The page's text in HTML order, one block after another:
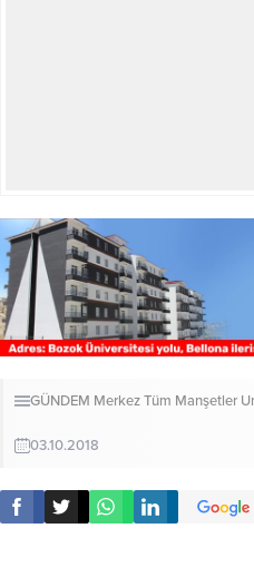
GÜNDEM MerkezTüm Manşetler
03.10.2018